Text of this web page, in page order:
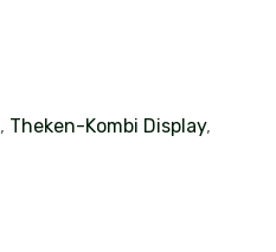
, Theken-Kombi Display,